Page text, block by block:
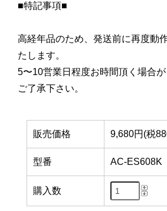
■特記事項■
高経年品のため、発送前に再度動
たします。
5〜10営業日程度お時間頂く場合
ご了承下さい。
販売価格 9,680円(税
型番 AC-ES608K
購入数